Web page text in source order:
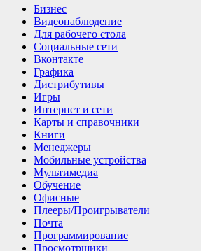
Бизнес
Видеонаблюдение
Для рабочего стола
Социальные сети
Вконтакте
Графика
Дистрибутивы
Игры
Интернет и cети
Карты и справочники
Книги
Менеджеры
Мобильные устройства
Мультимедиа
Обучение
Офисные
Плееры/Проигрыватели
Почта
Программирование
Просмотрщики